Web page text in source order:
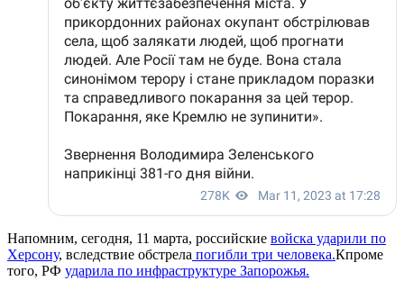
Напомним, сегодня, 11 марта, российские войска ударили по
Херсону, вследствие обстрела погибли три человека.Кпроме
того, РФ ударила по инфраструктуре Запорожья.